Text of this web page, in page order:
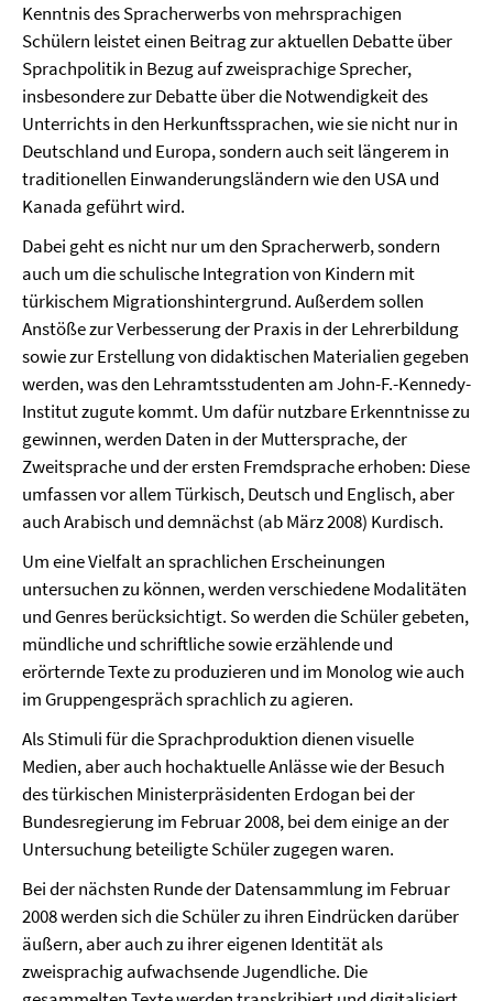
Kenntnis des Spracherwerbs von mehrsprachigen
Schülern leistet einen Beitrag zur aktuellen Debatte über
Sprachpolitik in Bezug auf zweisprachige Sprecher,
insbesondere zur Debatte über die Notwendigkeit des
Unterrichts in den Herkunftssprachen, wie sie nicht nur in
Deutschland und Europa, sondern auch seit längerem in
traditionellen Einwanderungsländern wie den USA und
Kanada geführt wird.
Dabei geht es nicht nur um den Spracherwerb, sondern
auch um die schulische Integration von Kindern mit
türkischem Migrationshintergrund. Außerdem sollen
Anstöße zur Verbesserung der Praxis in der Lehrerbildung
sowie zur Erstellung von didaktischen Materialien gegeben
werden, was den Lehramtsstudenten am John-F.-Kennedy-
Institut zugute kommt. Um dafür nutzbare Erkenntnisse zu
gewinnen, werden Daten in der Muttersprache, der
Zweitsprache und der ersten Fremdsprache erhoben: Diese
umfassen vor allem Türkisch, Deutsch und Englisch, aber
auch Arabisch und demnächst (ab März 2008) Kurdisch.
Um eine Vielfalt an sprachlichen Erscheinungen
untersuchen zu können, werden verschiedene Modalitäten
und Genres berücksichtigt. So werden die Schüler gebeten,
mündliche und schriftliche sowie erzählende und
erörternde Texte zu produzieren und im Monolog wie auch
im Gruppengespräch sprachlich zu agieren.
Als Stimuli für die Sprachproduktion dienen visuelle
Medien, aber auch hochaktuelle Anlässe wie der Besuch
des türkischen Ministerpräsidenten Erdogan bei der
Bundesregierung im Februar 2008, bei dem einige an der
Untersuchung beteiligte Schüler zugegen waren.
Bei der nächsten Runde der Datensammlung im Februar
2008 werden sich die Schüler zu ihren Eindrücken darüber
äußern, aber auch zu ihrer eigenen Identität als
zweisprachig aufwachsende Jugendliche. Die